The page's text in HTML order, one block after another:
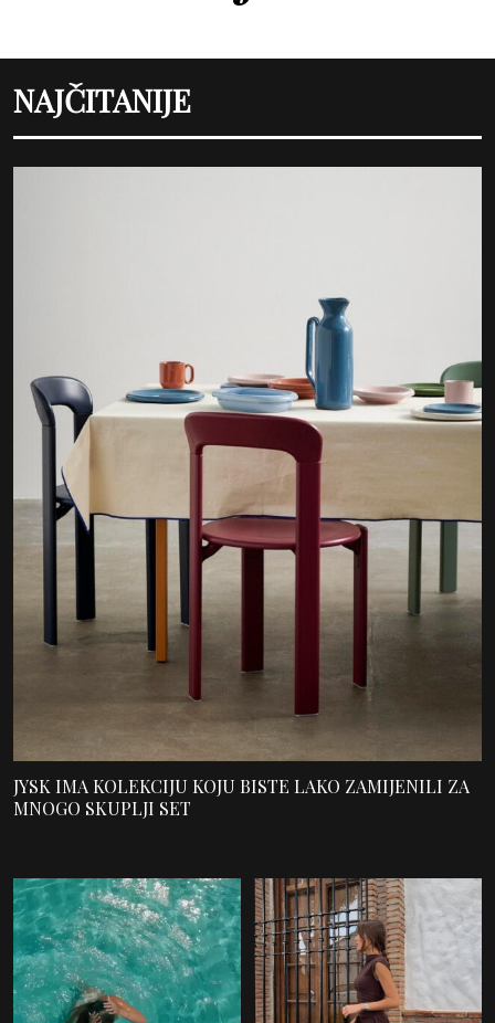
NAJČITANIJE
JYSK IMA KOLEKCIJU KOJU BISTE LAKO ZAMIJENILI ZA
MNOGO SKUPLJI SET